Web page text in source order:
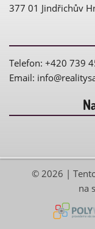
377 01 Jindřichův
Telefon: +420 739
Email: info@
© 2026 |
na